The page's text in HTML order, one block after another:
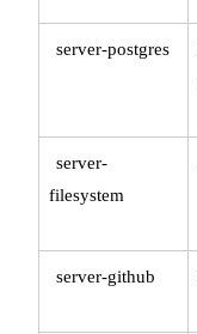
server-postgres
server-
filesystem
server-github